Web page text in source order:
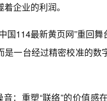
企业的利润。
国114最新黄页网”重回
是一台经过精密校准的
音：重塑“联络”的价值感